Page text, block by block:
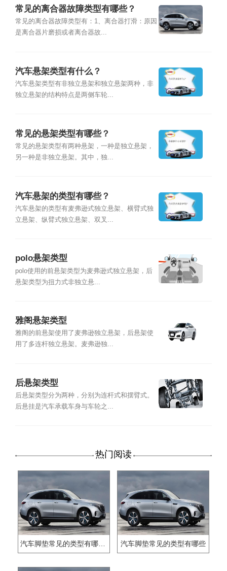
常见的离合器故障类型有哪些？
常见的离合器故障类型有：1、离合器打滑：原因
是离合器片磨损或者离合器故...
汽车悬架类型有什么？
汽车悬架类型有非独立悬架和独立悬架两种，非
独立悬架的结构特点是两侧车轮...
常见的悬架类型有哪些？
常见的悬架类型有两种悬架，一种是独立悬架，
另一种是非独立悬架。其中，独...
汽车悬架的类型有哪些？
汽车悬架的类型有麦弗逊式独立悬架、横臂式独
立悬架、纵臂式独立悬架、双叉...
polo悬架类型
polo使用的前悬架类型为麦弗逊式独立悬架，后
悬架类型为扭力式非独立悬...
雅阁悬架类型
雅阁的前悬架使用了麦弗逊独立悬架，后悬架使
用了多连杆独立悬架。麦弗逊独...
后悬架类型
后悬架类型分为两种，分别为连杆式和摆臂式。
后悬挂是汽车承载车身与车轮之...
热门阅读
汽车脚垫常见的类型有哪些